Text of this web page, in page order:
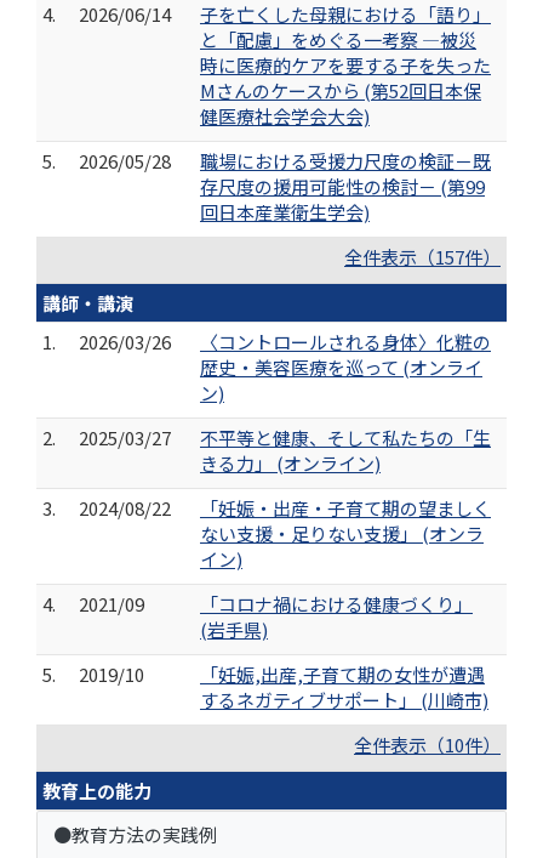
4.
2026/06/14
子を亡くした母親における「語り」
と「配慮」をめぐる一考察 ―被災
時に医療的ケアを要する子を失った
Mさんのケースから (第52回日本保
健医療社会学会大会)
5.
2026/05/28
職場における受援力尺度の検証－既
存尺度の援用可能性の検討－ (第99
回日本産業衛生学会)
全件表示（157件）
講師・講演
1.
2026/03/26
〈コントロールされる身体〉化粧の
歴史・美容医療を巡って (オンライ
ン)
2.
2025/03/27
不平等と健康、そして私たちの「生
きる力」 (オンライン)
3.
2024/08/22
「妊娠・出産・子育て期の望ましく
ない支援・足りない支援」 (オンラ
イン)
4.
2021/09
「コロナ禍における健康づくり」
(岩手県)
5.
2019/10
「妊娠,出産,子育て期の女性が遭遇
するネガティブサポート」 (川崎市)
全件表示（10件）
教育上の能力
●教育方法の実践例